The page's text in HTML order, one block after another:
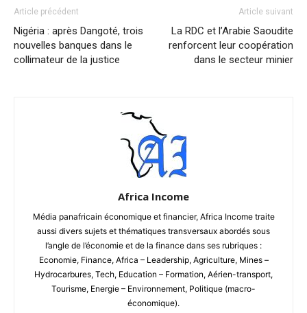
Article précédent
Nigéria : après Dangoté, trois
nouvelles banques dans le
collimateur de la justice
Article suivant
La RDC et l’Arabie Saoudite
renforcent leur coopération
dans le secteur minier
Africa Income
Média panafricain économique et financier, Africa Income traite
aussi divers sujets et thématiques transversaux abordés sous
l’angle de l’économie et de la finance dans ses rubriques :
Economie, Finance, Africa – Leadership, Agriculture, Mines –
Hydrocarbures, Tech, Education – Formation, Aérien-transport,
Tourisme, Energie – Environnement, Politique (macro-
économique).